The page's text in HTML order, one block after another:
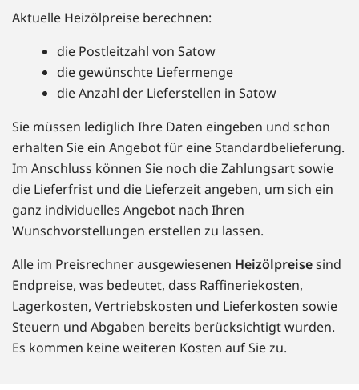
Aktuelle Heizölpreise berechnen:
die Postleitzahl von Satow
die gewünschte Liefermenge
die Anzahl der Lieferstellen in Satow
Sie müssen lediglich Ihre Daten eingeben und schon
erhalten Sie ein Angebot für eine Standardbelieferung.
Im Anschluss können Sie noch die Zahlungsart sowie
die Lieferfrist und die Lieferzeit angeben, um sich ein
ganz individuelles Angebot nach Ihren
Wunschvorstellungen erstellen zu lassen.
Alle im Preisrechner ausgewiesenen Heizölpreisesind
Endpreise, was bedeutet, dass Raffineriekosten,
Lagerkosten, Vertriebskosten und Lieferkosten sowie
Steuern und Abgaben bereits berücksichtigt wurden.
Es kommen keine weiteren Kosten auf Sie zu.